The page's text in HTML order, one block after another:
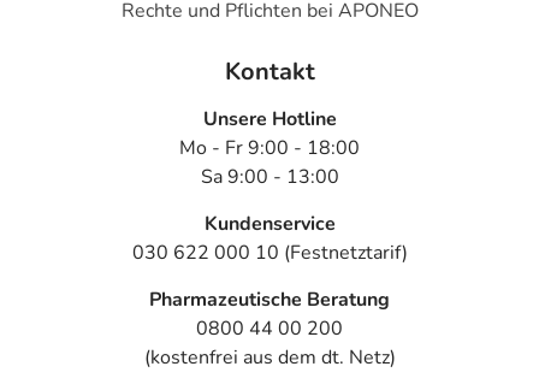
einem Arzt oder Apotheker überschritten werden.
Nehmen Sie das Arzneimittel mit Flüssigkeit (z.B. 1 Glas
Dauer der Anwendung?
Die Anwendungsdauer richtet sich nach Art der
Beschwerde und/oder Dauer der Erkrankung und wird
deshalb nur von Ihrem Arzt bestimmt.
Rechte und Pflichten bei APONEO
Kontakt
Unsere Hotline
Mo - Fr 9:00 - 18:00
Sa 9:00 - 13:00
Kundenservice
030 622 000 10 (Festnetztarif)
Pharmazeutische Beratung
0800 44 00 200
(kostenfrei aus dem dt. Netz)